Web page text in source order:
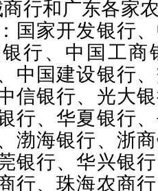
行和广东各家
国家开发银行
行、中国工商
中国建设银行
信银行、光大
行、华夏银行
渤海银行、浙
银行、华兴银
行、珠海农商